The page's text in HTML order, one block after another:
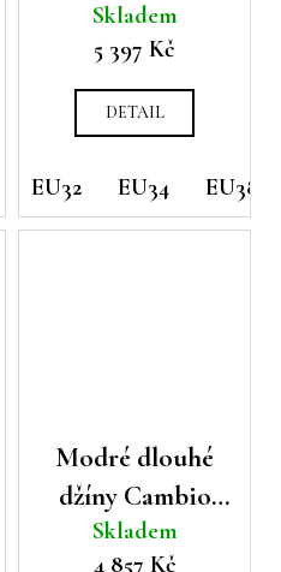
Cambio Palazzo
Skladem
5 397 Kč
DETAIL
EU32 EU34 EU38
Modré dlouhé
džíny Cambio
Alek
Skladem
4 857 Kč